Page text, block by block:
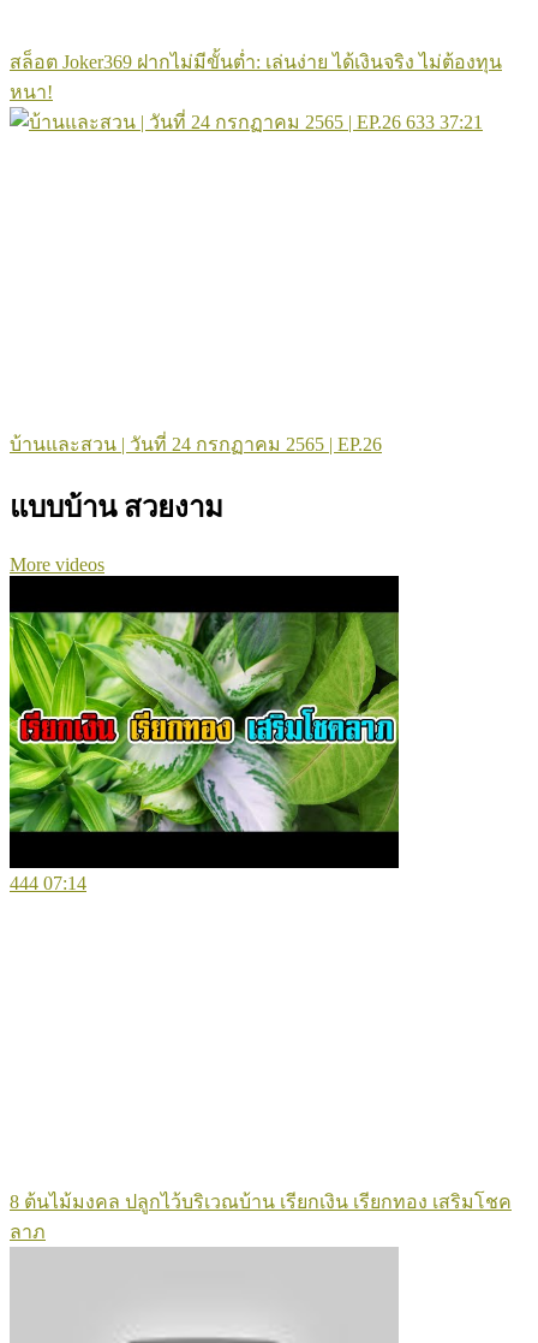
สล็อต Joker369 ฝากไม่มีขั้นต่ำ: เล่นง่าย ได้เงินจริง ไม่ต้องทุน
หนา!
633 37:21
บ้านและสวน | วันที่ 24 กรกฏาคม 2565 | EP.26
แบบบ้าน สวยงาม
More videos
444 07:14
8 ต้นไม้มงคล ปลูกไว้บริเวณบ้าน เรียกเงิน เรียกทอง เสริมโชค
ลาภ